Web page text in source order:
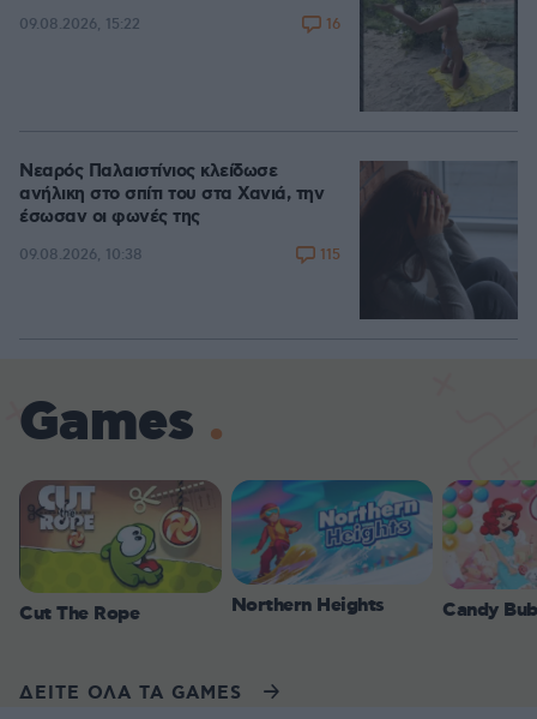
09.08.2026, 15:22 16
Νεαρός Παλαιστίνιος κλείδωσε
ανήλικη στο σπίτι του στα Χανιά, την
έσωσαν οι φωνές της
09.08.2026, 10:38 115
Games
Cut The Rope Northern Heights Candy
ΔΕΙΤΕ ΟΛΑ ΤΑ GAMES